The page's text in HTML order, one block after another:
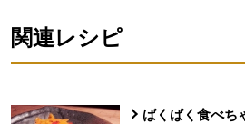
関連レシピ
ばくばく食べち